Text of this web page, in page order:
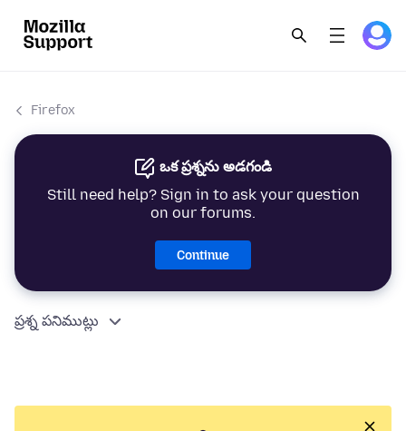
Firefox
ఒక ప్రశ్నను అడగండి
Still need help? Sign in to ask your question
on our forums.
Continue
ప్రశ్న పనిముట్లు